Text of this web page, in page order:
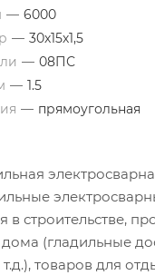
— 6000
— 30х15х1,5
— 08ПС
— 1.5
— прямоугольная
в строительстве,
(гладильные
товаров для